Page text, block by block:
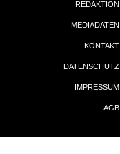
REDAKTION
MEDIADATEN
KONTAKT
DATENSCHUTZ
IMPRESSUM
AGB